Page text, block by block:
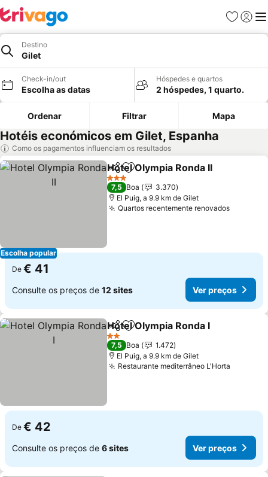
Favoritos
Iniciar
Destino
Gilet
Check-in/out
Escolha as datas
Hóspedes e quartos
2 hóspedes, 1 quarto.
Ordenar Filtrar Mapa
Hotéis económicos em Gilet, Espanha
Como os pagamentos influenciam os resultados
Escolha popular
PartilharAdicionar aos favoritos
Hotel Olympia Ronda II
3 Estrelas
7,5 Boa
3.370
El Puig, a 9.9 km de Gilet
Quartos recentemente renovadosVer
De € 41
Consulte os preços de 12 sites Ver preços
PartilharAdicionar aos favoritos
Hotel Olympia Ronda I
2 Estrelas
7,5 Boa
1.472
El Puig, a 9.9 km de Gilet
Restaurante mediterrâneo L'Horta
De € 42
Consulte os preços de 6 sites Ver preços